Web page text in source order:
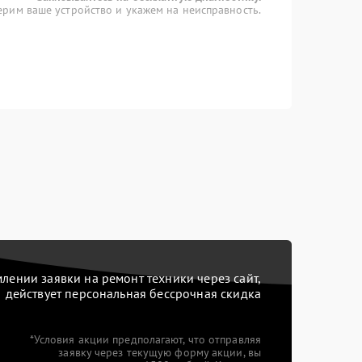
ваше устройство и укажем на неисправность.
заявки на ремонт техники через сайт,
действует персональная бессрочная скидка
*Условия акции предполагают, что отправляя
заявку через текущую форму акции, вы